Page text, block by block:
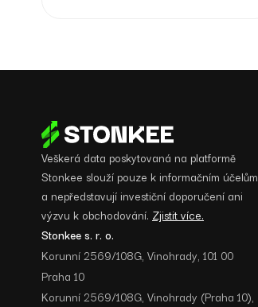
Veškerá data poskytovaná na platformě
Stonkee slouží pouze k informačním účelům
a nepředstavují investiční doporučení ani
výzvu k obchodování. Zjistit více.
Stonkee s. r. o.
Korunní 2569/108G, Vinohrady, 101 00
Praha 10
Korunní 2569/108G, Vinohrady (Praha 10),